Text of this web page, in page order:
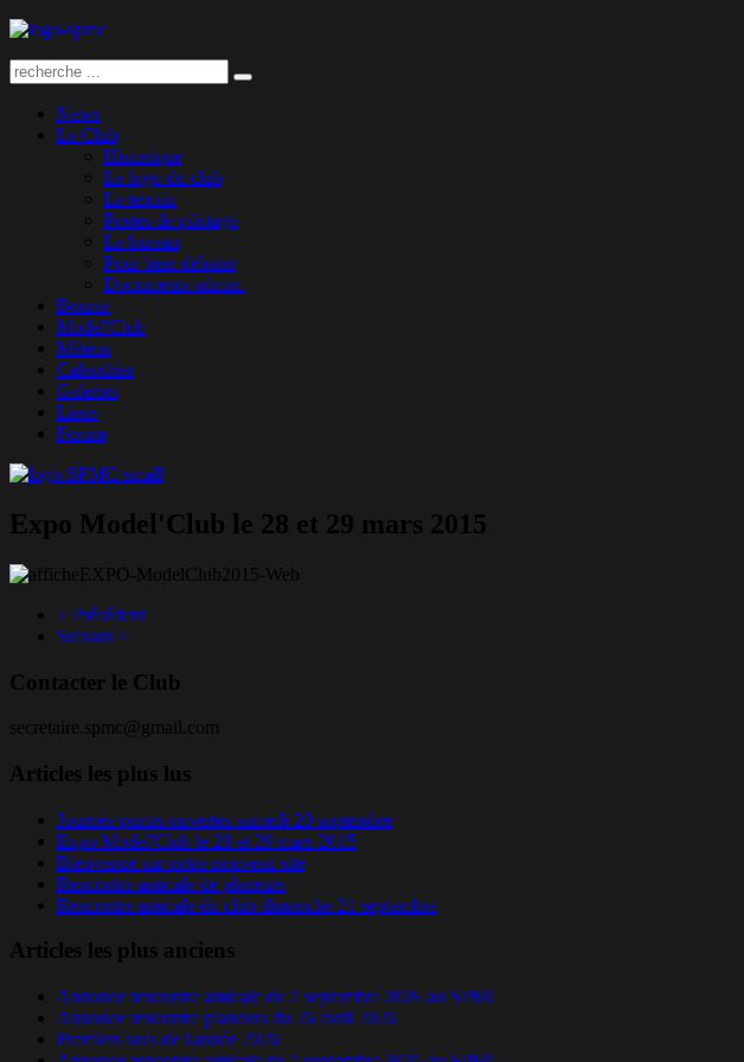
News
Le Club
Historique
Le logo du club
Le terrain
Postes de pilotage
Le bureau
Pour bien débuter
Documents admin.
Bourse
Model'Club
Météos
Calendrier
Galeries
Liens
Forum
Expo Model'Club le 28 et 29 mars 2015
< Précédent
Suivant >
Contacter le Club
secretaire.spmc@gmail.com
Articles les plus lus
Journée portes ouvertes samedi 20 septembre
Expo Model'Club le 28 et 29 mars 2015
Bienvenue sur notre nouveau site
Rencontre amicale de planeurs
Rencontre amicale du club dimanche 21 septembre
Articles les plus anciens
Annonce rencontre amicale du 7 septembre 2026 au SPMC
Annonce rencontre planeurs du 26 avril 2026
Premiers vols de l'année 2026